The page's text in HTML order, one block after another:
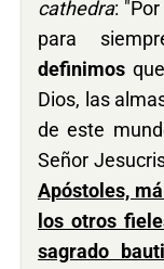
cathedra:
para
definimos
Dios, las
de este
Señor
Apóstoles,
los otros
sagrado